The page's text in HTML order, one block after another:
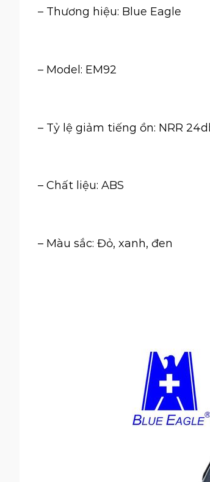
– Thương hiệu: Blue Eagle
– Model: EM92
– Tỷ lệ giảm tiếng ồn: NRR
– Chất liệu: ABS
– Màu sắc: Đỏ, xanh, đen